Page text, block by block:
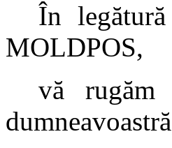
În
MOLDPOS,
vă rugăm